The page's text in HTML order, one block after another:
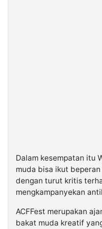
Dalam kesempatan itu
muda bisa ikut
dengan turut kritis
mengkampanyekan
ACFFest merupakan
bakat muda kreatif